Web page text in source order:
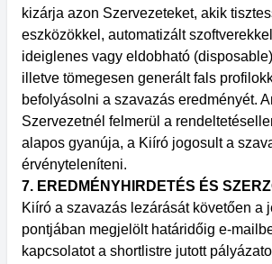
kizárja azon Szervezeteket, akik
eszközökkel, automatizált
ideiglenes vagy eldobható
illetve tömegesen generált fals
befolyásolni a szavazás eredményét.
Szervezetnél felmerül a
alapos gyanúja, a Kiíró jogosult a
érvényteleníteni.
7. EREDMÉNYHIRDETÉS ÉS
Kiíró a szavazás lezárását követően a
pontjában megjelölt határidőig e-
kapcsolatot a shortlistre jutott